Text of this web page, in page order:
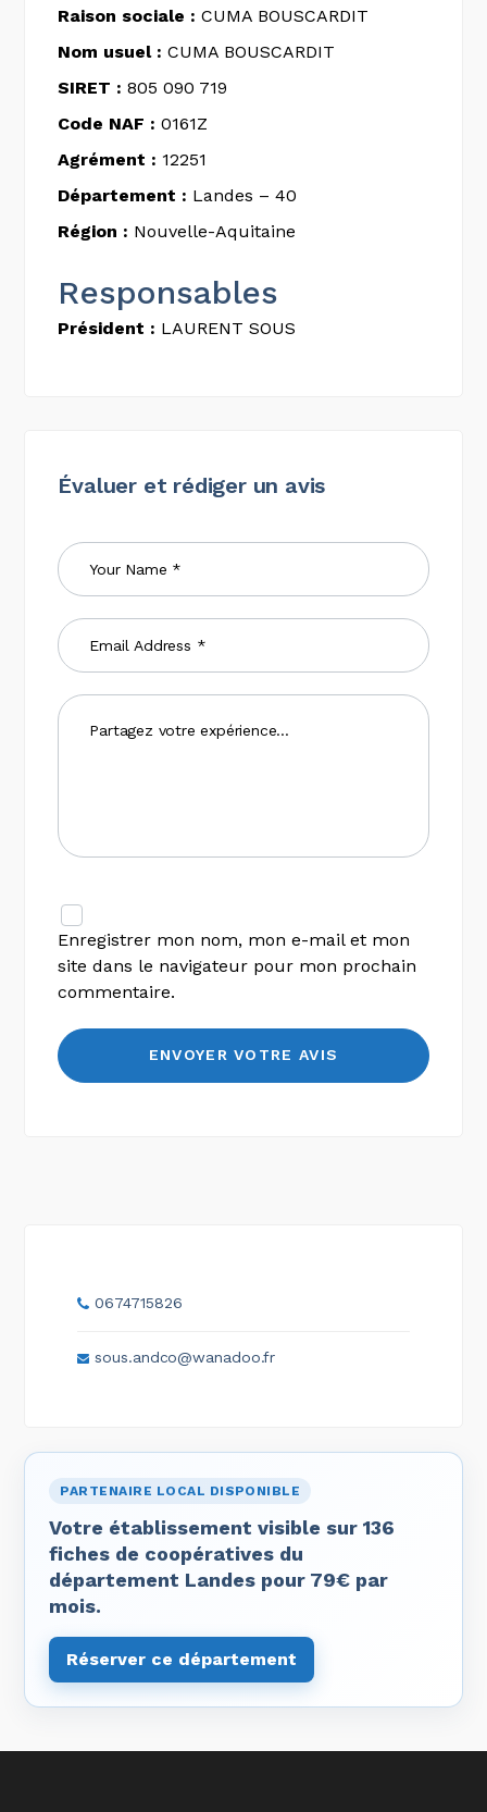
Raison sociale : CUMA BOUSCARDIT
Nom usuel : CUMA BOUSCARDIT
SIRET : 805 090 719
Code NAF : 0161Z
Agrément : 12251
Département : Landes – 40
Région : Nouvelle-Aquitaine
Responsables
Président : LAURENT SOUS
Évaluer et rédiger un avis
Enregistrer mon nom, mon e-mail et mon
site dans le navigateur pour mon prochain
commentaire.
0674715826
sous.andco@wanadoo.fr
PARTENAIRE LOCAL DISPONIBLE
Votre établissement visible sur 136
fiches de coopératives du
département Landes pour 79€ par
mois.
Réserver ce département